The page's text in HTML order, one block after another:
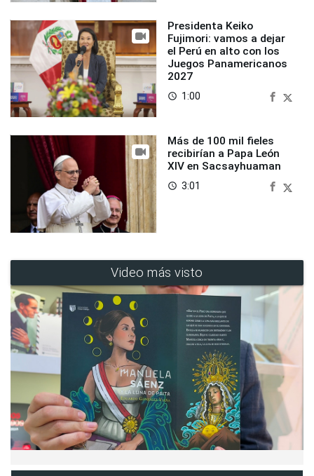
Presidenta Keiko
Fujimori: vamos a dejar
el Perú en alto con los
Juegos Panamericanos
2027
access_time 1:00
Más de 100 mil fieles
recibirían a Papa León
XIV en Sacsayhuaman
access_time 3:01
Video más visto